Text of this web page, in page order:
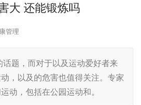
大 还能锻炼吗
管理
题，而对于以及运动爱好者来
，以及的危害也值得关注。专家
动，包括在公园运动和。